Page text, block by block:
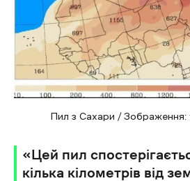
Пил з Сахари /
«Цей пил
кілька кілометрів від